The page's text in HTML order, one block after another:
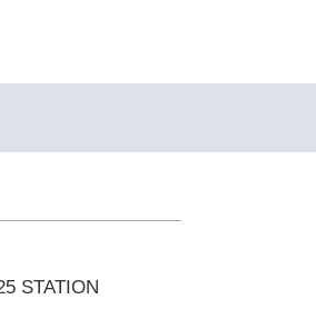
STATION